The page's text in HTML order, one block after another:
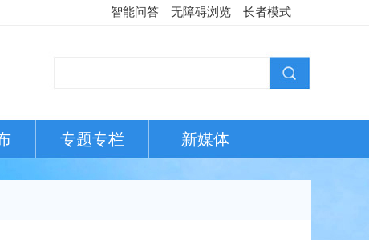
智能问答 无障碍浏览 长者模式
专题专栏 新媒体